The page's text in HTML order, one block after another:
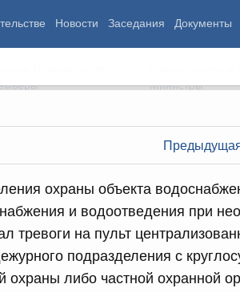
Новости Заседания Документы
охраны объекта
и водоотведения при
тревоги на пульт
подразделения с
охраны либо частной охранной
Министры
Демография
Здоровье
Образование
Культура
Общество
Государство
Занятость и труд
Технологическое
Экономика.
Финансы
Социальные услуги